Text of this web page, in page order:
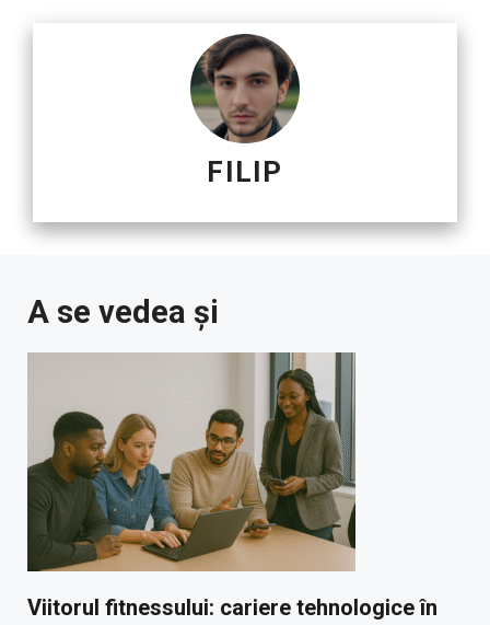
FILIP
A se vedea și
Viitorul fitnessului: cariere tehnologice în